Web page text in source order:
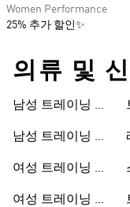
Women Performance
25% 추가 할인✨
의류 및
남성 트레이닝 신
남성 트레이닝 의
여성 트레이닝 신
여성 트레이닝 의